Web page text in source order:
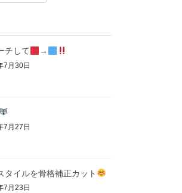
チして →
7月30日
7月27日
タイルを骨格補正カット
7月23日